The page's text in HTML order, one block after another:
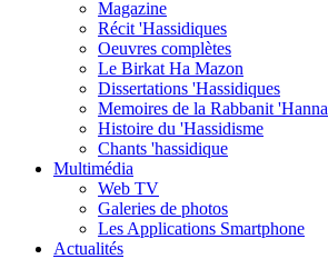
Magazine
Récit 'Hassidiques
Oeuvres complètes
Le Birkat Ha Mazon
Dissertations 'Hassidiques
Memoires de la Rabbanit 'Hanna
Histoire du 'Hassidisme
Chants 'hassidique
Multimédia
Web TV
Galeries de photos
Les Applications Smartphone
Actualités